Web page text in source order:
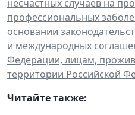
несчастных случаев на
профессиональных
основании
и международных
Федерации, лицам,
территории Российской
Читайте также: